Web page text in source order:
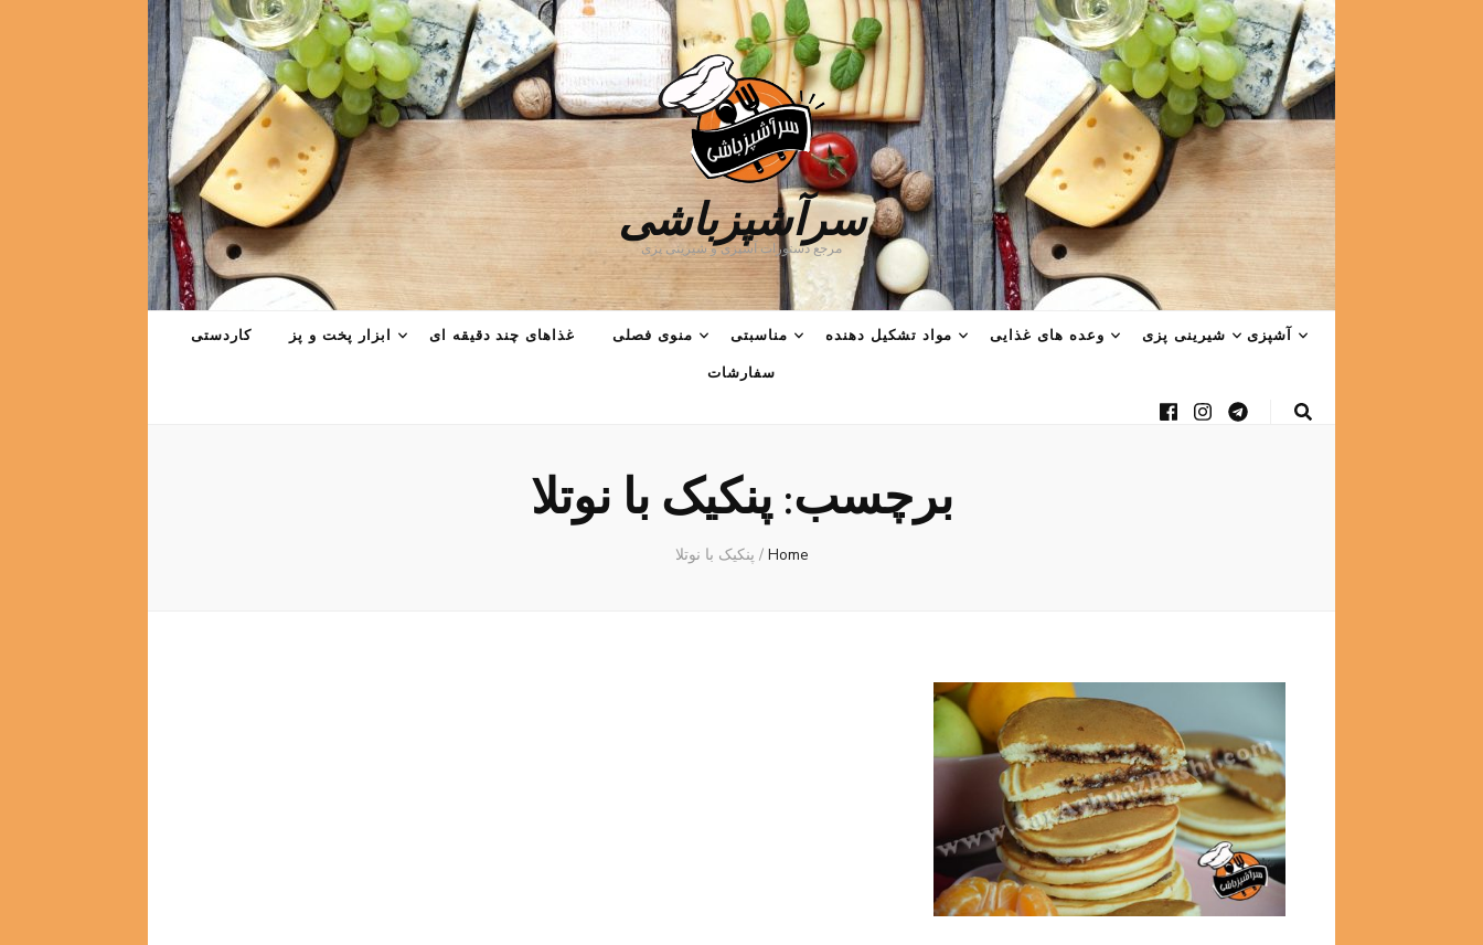
سرآشپزباشی
مرجع دستورات آشپزی و شیرینی پزی
آشپزی شیرینی پزی وعده های غذایی مواد تشکیل دهنده مناسبتی منوی فصلی غذاهای چند دقیقه ای ابزار پخت و پز
کاردستی
سفارشات
برچسب:پنکیک با نوتلا
Home
/ پنکیک با نوتلا